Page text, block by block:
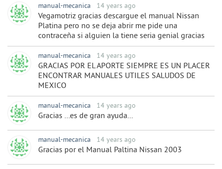
manual-mecanica 14 years ago
Vegamotriz gracias descargue el manual Nissan
Platina pero no se deja abrir me pide una
contraceña si alguien la tiene seria genial gracias
manual-mecanica 14 years ago
GRACIAS POR EL APORTE SIEMPRE ES UN PLACER
ENCONTRAR MANUALES UTILES SALUDOS DE
MEXICO
manual-mecanica 14 years ago
Gracias ...es de gran ayuda...
manual-mecanica 14 years ago
Gracias por el Manual Paltina Nissan 2003